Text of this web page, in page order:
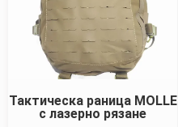
Тактическа раница MOLLE
с лазерно рязане